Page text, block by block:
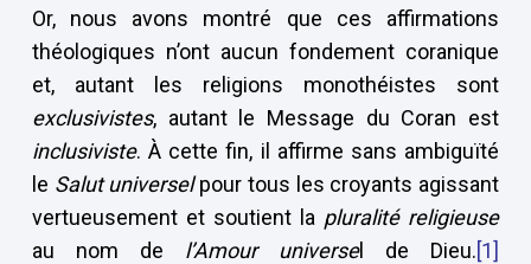
Or, nous avons montré que ces affirmations
théologiques n’ont aucun fondement coranique
et, autant les religions monothéistes sont
exclusivistes, autant le Message du Coran est
inclusiviste. À cette fin, il affirme sans ambiguïté
le Salut universelpour tous les croyants agissant
vertueusement et soutient la pluralité religieuse
au nom de l’Amour universel de Dieu.[1]